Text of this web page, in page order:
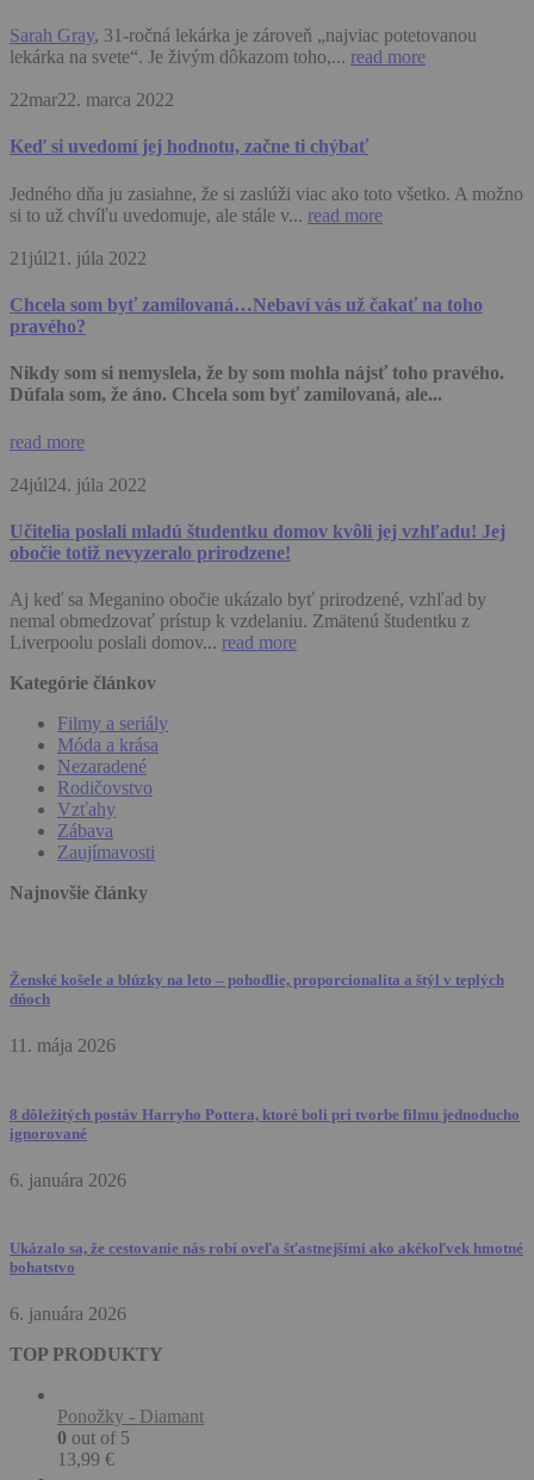
Sarah Gray, 31-ročná lekárka je zároveň „najviac potetovanou
lekárka na svete“. Je živým dôkazom toho,... read more
22mar22. marca 2022
Keď si uvedomí jej hodnotu, začne ti chýbať
Jedného dňa ju zasiahne, že si zaslúži viac ako toto všetko. A možno
si to už chvíľu uvedomuje, ale stále v... read more
21 júl21. júla 2022
Chcela som byť zamilovaná…Nebaví vás už čakať na toho
pravého?
Nikdy som si nemyslela, že by som mohla nájsť toho pravého.
Dúfala som, že áno. Chcela som byť zamilovaná, ale...
read more
24júl24. júla 2022
Učitelia poslali mladú študentku domov kvôli jej vzhľadu! Jej
obočie totiž nevyzeralo prirodzene!
Aj keď sa Meganino obočie ukázalo byť prirodzené, vzhľad by
nemal obmedzovať prístup k vzdelaniu. Zmätenú študentku z
Liverpoolu poslali domov... read more
Kategórie článkov
Filmy a seriály
Móda a krása
Nezaradené
Rodičovstvo
Vzťahy
Zábava
Zaujímavosti
Najnovšie články
Ženské košele a blúzky na leto – pohodlie, proporcionalita a štýl v teplých
dňoch
11. mája 2026
8 dôležitých postáv Harryho Pottera, ktoré boli pri tvorbe filmu jednoducho
ignorované
6. januára 2026
Ukázalo sa, že cestovanie nás robí oveľa šťastnejšími ako akékoľvek hmotné
bohatstvo
6. januára 2026
TOP PRODUKTY
Ponožky - Diamant
0 out of 5
13,99 €